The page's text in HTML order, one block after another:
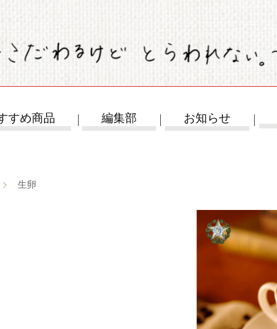
すめ商品 編集部 お知らせ
生卵